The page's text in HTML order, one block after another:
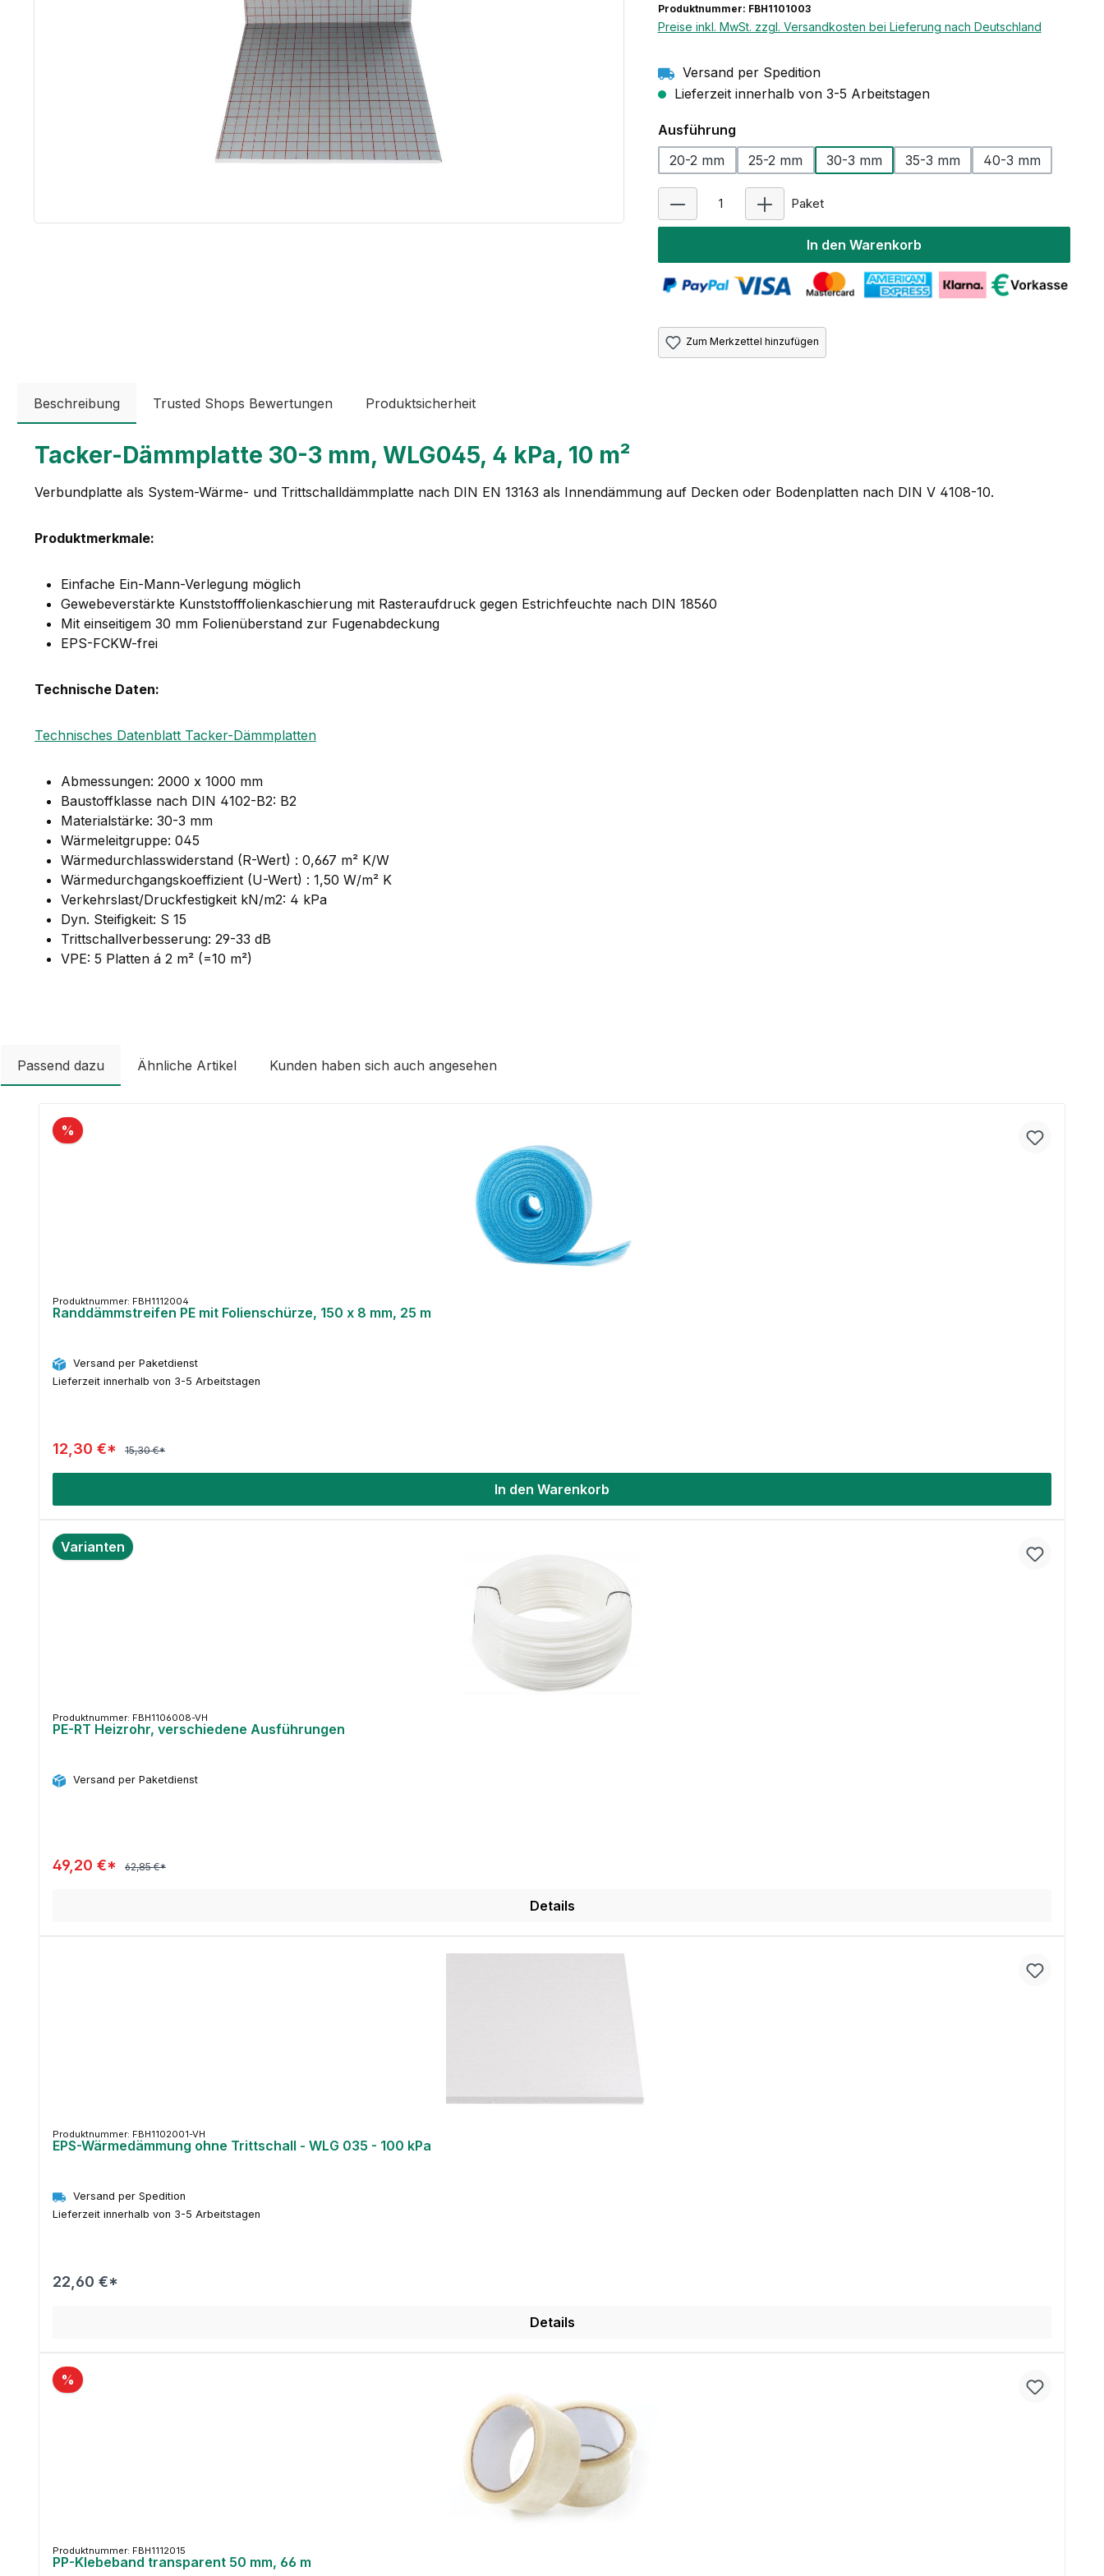
Produktnummer: FBH1101003
Preise inkl. MwSt. zzgl. Versandkosten bei Lieferung nach Deutschland
Versand per Spedition
Lieferzeit innerhalb von 3-5 Arbeitstagen
Ausführungauswählen
20-2 mm
25-2 mm 30-3 mm 35-3 mm 40-3 mm
Paket
In den Warenkorb
Zum Merkzettel hinzufügen
Beschreibung Trusted Shops Bewertungen Produktsicherheit
Tacker-Dämmplatte 30-3 mm, WLG045, 4 kPa, 10 m²
Verbundplatte als System-Wärme- und Trittschalldämmplatte nach DIN EN 13163 als Innendämmung auf Decken oder Bodenplatten nach DIN V 4108-10.
Produktmerkmale:
Einfache Ein-Mann-Verlegung möglich
Gewebeverstärkte Kunststofffolienkaschierung mit Rasteraufdruck gegen Estrichfeuchte nach DIN 18560
Mit einseitigem 30 mm Folienüberstand zur Fugenabdeckung
EPS-FCKW-frei
Technische Daten:
Technisches Datenblatt Tacker-Dämmplatten
Abmessungen: 2000 x 1000 mm
Baustoffklasse nach DIN 4102-B2: B2
Materialstärke: 30-3 mm
Wärmeleitgruppe: 045
Wärmedurchlasswiderstand (R-Wert) : 0,667 m² K/W
Wärmedurchgangskoeffizient (U-Wert) : 1,50 W/m² K
Verkehrslast/Druckfestigkeit kN/m2: 4 kPa
Dyn. Steifigkeit: S 15
Trittschallverbesserung: 29-33 dB
VPE: 5 Platten á 2 m² (=10 m²)
Passend dazu Ähnliche Artikel Kunden haben sich auch angesehen
%
Produktnummer: FBH1112004
Randdämmstreifen PE mit Folienschürze, 150 x 8 mm, 25 m
Versand per Paketdienst
Lieferzeit innerhalb von 3-5 Arbeitstagen
12,30 €* 15,30 €*
In den Warenkorb
Varianten
Produktnummer: FBH1106008-VH
PE-RT Heizrohr, verschiedene Ausführungen
Versand per Paketdienst
49,20 €* 62,85 €*
Details
Produktnummer: FBH1102001-VH
EPS-Wärmedämmung ohne Trittschall - WLG 035 - 100 kPa
Versand per Spedition
Lieferzeit innerhalb von 3-5 Arbeitstagen
22,60 €*
Details
%
Produktnummer: FBH1112015
PP-Klebeband transparent 50 mm, 66 m